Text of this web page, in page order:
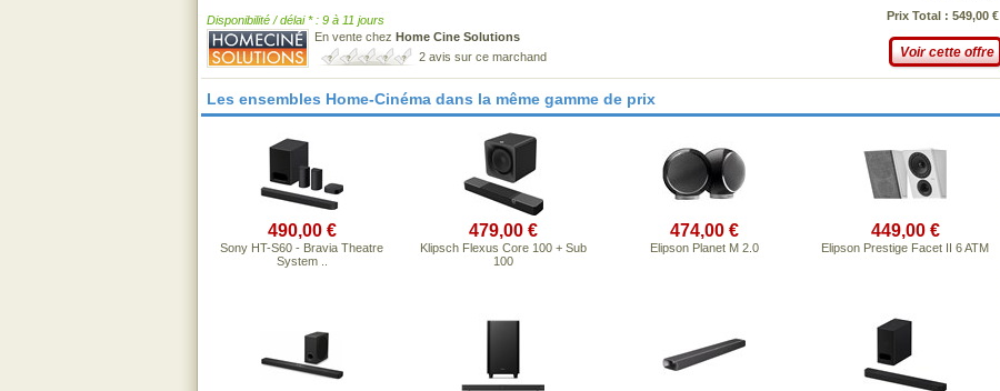
Disponibilité / délai * : 9 à 11 jours
En vente chez Home Cine Solutions
2 avis sur ce marchand
Prix Total : 549,00 €
Voir cette offre
Les ensembles Home-Cinéma dans la même gamme de prix
490,00 €
Sony HT-S60 - Bravia Theatre
System ..
479,00 €
Klipsch Flexus Core 100 + Sub
100
474,00 €
Elipson Planet M 2.0
449,00 €
Elipson Prestige Facet II 6 ATM